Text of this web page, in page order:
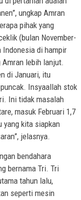
ungkap Amran
pihak yang
(bulan November-
di hampir
lebih lanjut.
di Januari, itu
Insyaallah stok
Ini tidak masalah
masuk Februari 1,7
yang kita siapkan
jelasnya.
bendahara
bernama Tri. Tri
tahun lalu,
seperti mesin